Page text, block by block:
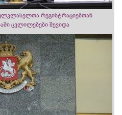
რეგისტრაციებთან
ცვლილებები შევიდა